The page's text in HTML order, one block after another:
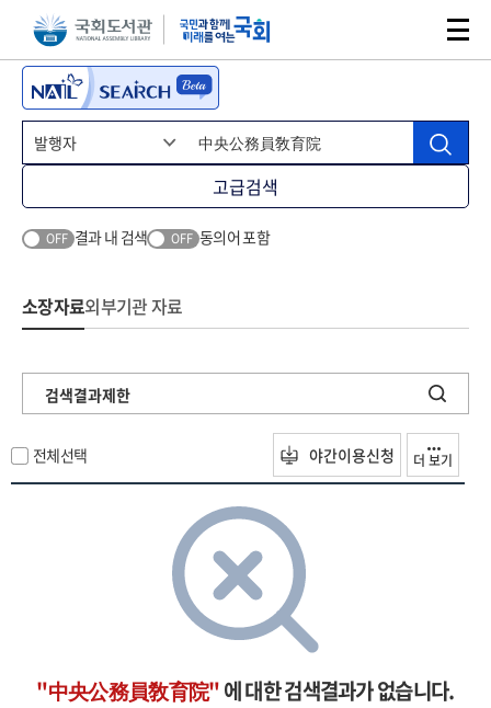
본문 바로가기주메뉴 바로가기
고급검색
OFF 결과 내 검색 OFF 동의어 포함
소장자료외부기관 자료
검색결과제한
전체선택 야간이용신청 더 보기
"中央公務員敎育院"에 대한 검색결과가 없습니다.